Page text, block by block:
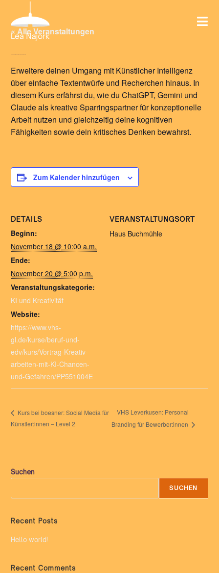
« Alle Veranstaltungen
Erweitere deinen Umgang mit Künstlicher Intelligenz
über einfache Textentwürfe und Recherchen hinaus. In
diesem Kurs erfährst du, wie du ChatGPT, Gemini und
Claude als kreative Sparringspartner für konzeptionelle
Arbeit nutzen und gleichzeitig deine kognitiven
Fähigkeiten sowie dein kritisches Denken bewahrst.
Zum Kalender hinzufügen
DETAILS
Beginn:
November 18 @ 10:00 a.m.
Ende:
November 20 @ 5:00 p.m.
Veranstaltungskategorie:
KI und Kreativität
Website:
https://www.vhs-
gl.de/kurse/beruf-und-
edv/kurs/Vortrag-Kreativ-
arbeiten-mit-KI-Chancen-
und-Gefahren/PP551004E
VERANSTALTUNGSORT
Haus Buchmühle
Kurs bei boesner: Social Media für
Künstler:innen – Level 2
VHS Leverkusen: Personal
Branding für Bewerber:innen
Suchen
SUCHEN
Recent Posts
Hello world!
Recent Comments